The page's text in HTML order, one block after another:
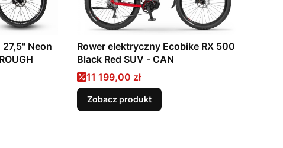
Neon
Rower elektryczny Ecobike RX 500
Black Red SUV - CAN
Cena promocyjna
11 199,00 zł
Zobacz produkt